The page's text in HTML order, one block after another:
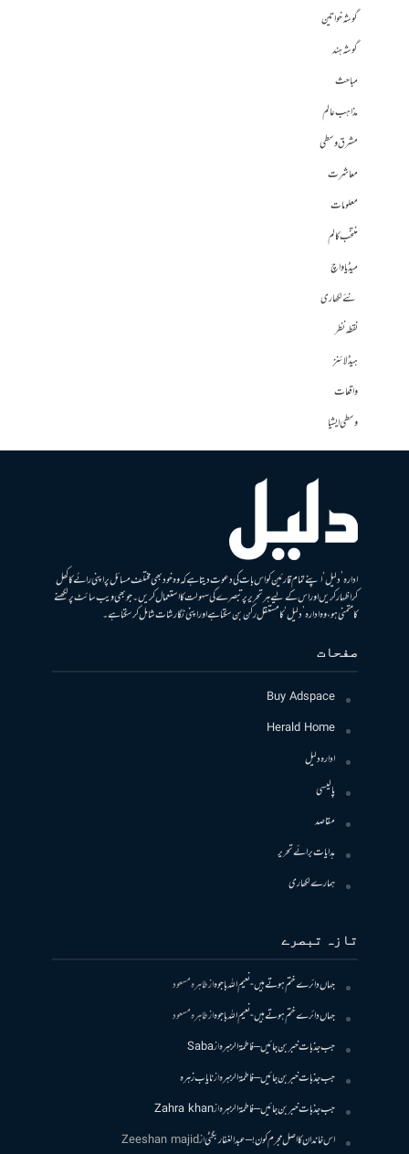
گوشہ خواتین
گوشہ ہند
مباحث
مذاہب عالم
مشرق وسطی
معاشرت
معلومات
منتخب کالم
میڈیا واچ
نئے لکھاری
نقطہ نظر
ہیڈلائنز
واقعات
وسطی ایشیا
ادارہ ’دلیل‘ اپنے تمام قارئین کو اس بات کی دعوت دیتا ہے کہ وہ خود بھی مختلف مسائل پر اپنی رائے کا کھل
کر اظہار کریں اور اس کے لیے ہر تحریر پر تبصرے کی سہولت کا استعمال کریں۔ جو بھی ویب سائٹ پر لکھنے
کا متمنی ہو، وہ ادارہ ’دلیل‘ کا مستقل رکن بن سکتا ہے اور اپنی نگارشات شامل کرسکتا ہے۔
صفحات
Buy Adspace
Herald Home
ادارہ دلیل
پالیسی
مقاصد
ہدایات برائے تحریر
ہمارے لکھاری
تازہ تبصرے
جہاں دائرے ختم ہوتے ہیں- نعیم اللہ باجوہازطاہرہ مسعود
جہاں دائرے ختم ہوتے ہیں- نعیم اللہ باجوہازطاہرہ مسعود
جب جذبات خبر بن جائیں – فاطمۃالزہرہازSaba
جب جذبات خبر بن جائیں – فاطمۃالزہرہازنایاب زہرہ
جب جذبات خبر بن جائیں – فاطمۃالزہرہازZahra khan
اس خاندان کا اصل مجرم کون! – عبدالغفار بگٹیازZeeshan majid